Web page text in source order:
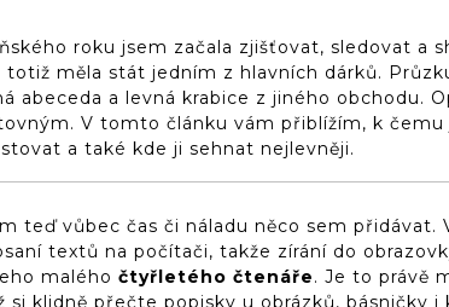
roku jsem začala zjišťovat, sledovat a
totiž měla stát jedním z hlavních dárků.
abeceda a levná krabice z jiného obchodu.
V tomto článku vám přiblížím, k čemu
a také kde ji sehnat nejlevněji.
teď vůbec čas či náladu něco sem přidávat.
textů na počítači, takže zírání do
malého čtyřletého čtenáře. Je to právě
si klidně přečte popisky u obrázků, básničky